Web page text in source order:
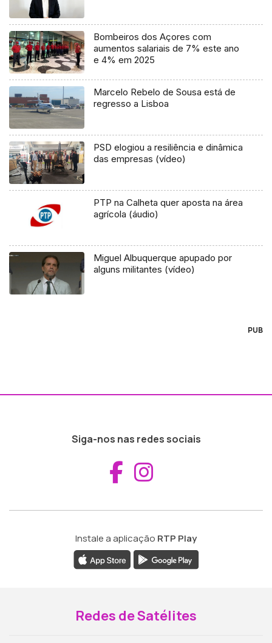
Bombeiros dos Açores com
aumentos salariais de 7% este ano
e 4% em 2025
Marcelo Rebelo de Sousa está de
regresso a Lisboa
PSD elogiou a resiliência e dinâmica
das empresas (vídeo)
PTP na Calheta quer aposta na área
agrícola (áudio)
Miguel Albuquerque apupado por
alguns militantes (vídeo)
PUB
Siga-nos nas redes sociais
Aceder ao
Instale a aplicação RTP Play
Redes de Satélites